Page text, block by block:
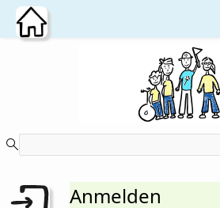
Zum Hauptinhalt wechseln
Anmelden